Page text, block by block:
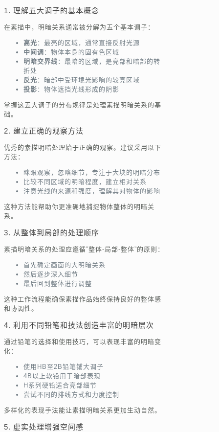
1. 理解五大调子的基本概念
在素描中，明暗关系通常被分解为五个基本调子：
高光 ：最亮的区域，通常直接反射光源
中间调 ：物体本身的固有色区域
明暗交界线 ：最暗的区域，是亮部和暗部的转
折处
反光 ：暗部中受环境光影响的较亮区域
投影 ：物体遮挡光线形成的阴影
掌握这五大调子的分布规律是处理素描明暗关系的基
础。
2. 建立正确的观察方法
优秀的素描明暗处理始于正确的观察。建议采用以下
方法：
眯眼观察，忽略细节，专注于大块的明暗分布
比较不同区域的明暗程度，建立相对关系
注意光线的来源和强度，理解其对物体的影响
这种方法能帮助你更准确地捕捉物体整体的明暗关
系。
3. 从整体到局部的处理顺序
素描明暗关系的处理应遵循”整体-局部-整体”的原则：
首先确定画面的大明暗关系
然后逐步深入细节
最后回到整体进行调整
这种工作流程能确保素描作品始终保持良好的整体感
和协调性。
4. 利用不同铅笔和技法创造丰富的明暗层次
通过铅笔的选择和使用技巧，可以表现丰富的明暗变
化：
使用HB至2B铅笔铺大调子
4B以上软铅用于暗部表现
H系列硬铅适合亮部细节
尝试不同的排线方式和力度控制
多样化的表现手法能让素描明暗关系更加生动自然。
5. 虚实处理增强空间感